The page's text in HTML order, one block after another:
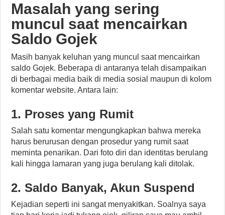
Masalah yang sering
muncul saat mencairkan
Saldo Gojek
Masih banyak keluhan yang muncul saat mencairkan
saldo Gojek. Beberapa di antaranya telah disampaikan
di berbagai media baik di media sosial maupun di kolom
komentar website. Antara lain:
1. Proses yang Rumit
Salah satu komentar mengungkapkan bahwa mereka
harus berurusan dengan prosedur yang rumit saat
meminta penarikan. Dari foto diri dan identitas berulang
kali hingga lamaran yang juga berulang kali ditolak.
2. Saldo Banyak, Akun Suspend
Kejadian seperti ini sangat menyakitkan. Soalnya saya